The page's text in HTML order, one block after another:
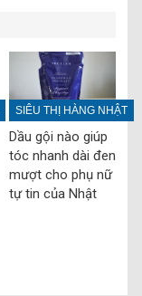
SIÊU THỊ HÀNG NHẬT
Dầu gội nào giúp
tóc nhanh dài đen
mượt cho phụ nữ
tự tin của Nhật